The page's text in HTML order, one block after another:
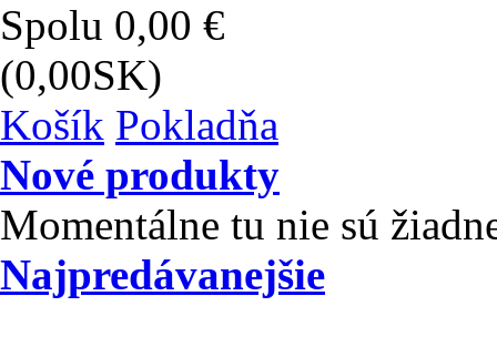
Spolu 0,00 €
(0,00SK)
Košík Pokladňa
Nové produkty
Momentálne tu nie sú
Najpredávanejšie